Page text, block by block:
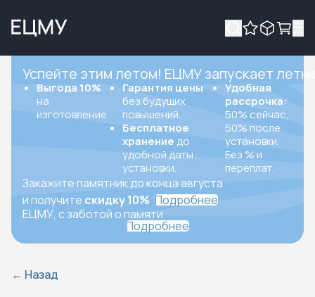
Успейте этим летом! ЕЦМУ запускает
Выгода 10%
на
изготовление.
Гарантия цены
без будущих
повышений.
Бесплатное
хранение до
удобной даты
установки.
Удобная
рассрочка:
50% сейчас,
50% после
установки.
Без % и
переплат.
Закажите памятник до конца августа
и получите скидку 10% Подробнее
ЕЦМУ, с заботой о памяти
Подробнее
← Назад